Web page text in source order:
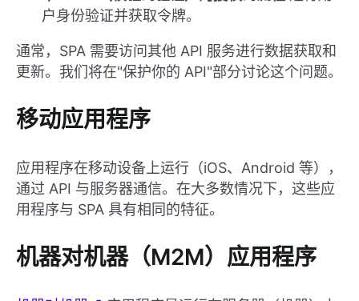
户身份验证并获取令牌。
通常，SPA 需要访问其他 API 服务进行数据获取和
更新。我们将在"保护你的 API"部分讨论这个问题。
移动应用程序
应用程序在移动设备上运行（iOS、Android 等），
通过 API 与服务器通信。在大多数情况下，这些应
用程序与 SPA 具有相同的特征。
机器对机器（M2M）应用程序